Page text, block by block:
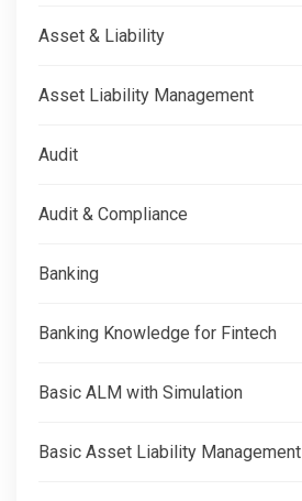
Asset & Liability
Asset Liability Management
Audit
Audit & Compliance
Banking
Banking Knowledge for Fintech
Basic ALM with Simulation
Basic Asset Liability Management